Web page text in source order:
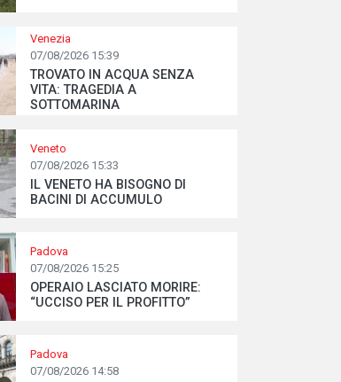
Venezia
07/08/2026 15:39
TROVATO IN ACQUA SENZA
VITA: TRAGEDIA A
SOTTOMARINA
Veneto
07/08/2026 15:33
IL VENETO HA BISOGNO DI
BACINI DI ACCUMULO
Padova
07/08/2026 15:25
OPERAIO LASCIATO MORIRE:
“UCCISO PER IL PROFITTO”
Padova
07/08/2026 14:58